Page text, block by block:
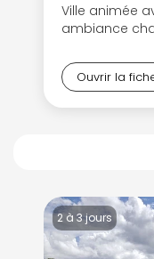
Ville animée
ambiance
Ouvrir la
2 à 3 jours